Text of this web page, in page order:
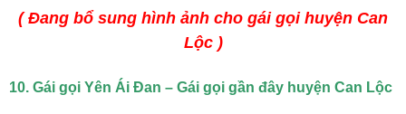
( Đang bổ sung hình ảnh cho gái gọi huyện Can
Lộc )
10. Gái gọi Yên Ái Đan – Gái gọi gần đây huyện Can Lộc